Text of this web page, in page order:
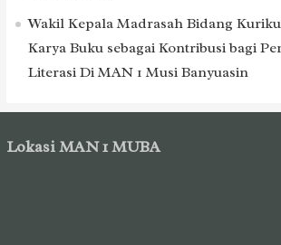
Wakil Kepala Madrasah Bidang
Karya Buku sebagai Kontribusi bagi
Literasi Di MAN 1 Musi Banyuasin
Lokasi MAN 1 MUBA